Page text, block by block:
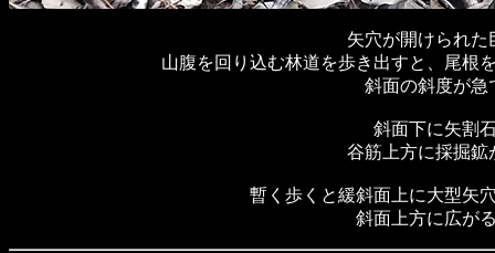
矢穴が開けられ
山腹を回り込む林道を歩き出すと、尾根
斜面の斜度が急
斜面下に矢割
谷筋上方に採掘鉱
暫く歩くと緩斜面上に大型矢
斜面上方に広が